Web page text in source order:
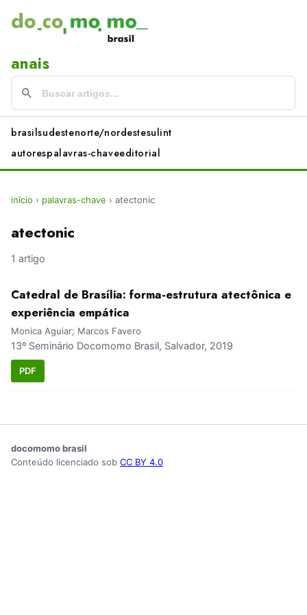
anais
brasilsudestenorte/nordestesulint
autorespalavras-chaveeditorial
início › palavras-chave › atectonic
atectonic
1 artigo
Catedral de Brasília: forma-estrutura atectônica e
experiência empática
Monica Aguiar; Marcos Favero
13º Seminário Docomomo Brasil, Salvador, 2019
PDF
docomomo brasil
Conteúdo licenciado sob CC BY 4.0